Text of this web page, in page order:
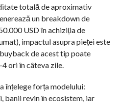
totală de aproximativ
un breakdown de
USD în achiziția de
impactul asupra pieței este
de acest tip poate
ori în câteva zile.
înțelege forța modelului:
banii revin în ecosistem, iar